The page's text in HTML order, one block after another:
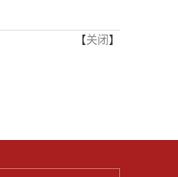
【关闭 】